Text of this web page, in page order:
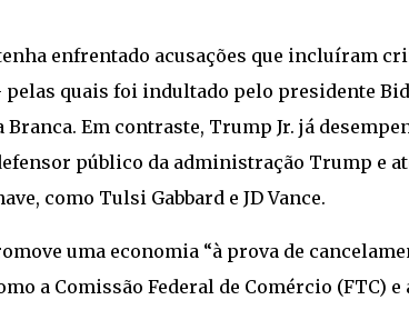
enfrentado acusações que incluíram
quais foi indultado pelo presidente
Branca. Em contraste, Trump Jr. já
público da administração Trump e
como Tulsi Gabbard e JD Vance.
uma economia “à prova de
a Comissão Federal de Comércio (FTC) e